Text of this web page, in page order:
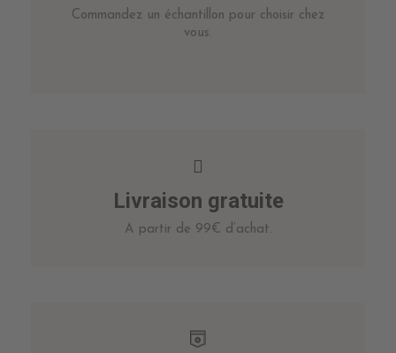
Commandez un échantillon pour choisir chez
vous.
Livraison gratuite
A partir de 99€ d’achat.